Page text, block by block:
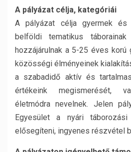
A pályázat célja, kategóriái
A pályázat célja gyermek és
belföldi tematikus táborainak
hozzájárulnak a 5-25 éves korú
közösségi élményeinek
a szabadidő aktív és
értékeink megismerését,
életmódra nevelnek. Jelen
Egyesület a nyári táborozási
elősegíteni, ingyenes részvétel